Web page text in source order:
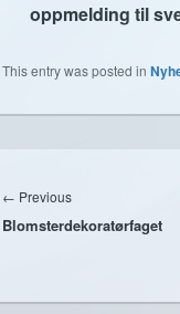
oppmelding til
This entry was posted in
← Previous
post:
Blomsterdekoratørfaget